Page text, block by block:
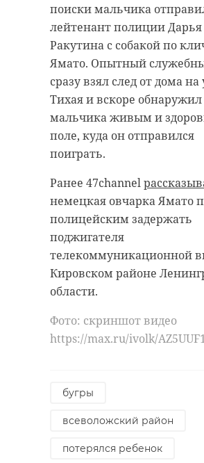
поиски мальчика
лейтенант полиции Дарья
Ракутина с собакой по
Ямато. Опытный
сразу взял след от дома
Тихая и вскоре обнаружил
мальчика живым и
поле, куда он отправился
поиграть.
Ранее 47channel
немецкая овчарка Ямато
полицейским задержать
поджигателя
телекоммуникационной
Кировском районе
области.
Фото: скриншот видео
https://max.ru/ivolk/
бугры
всеволожский район
потерялся ребенок